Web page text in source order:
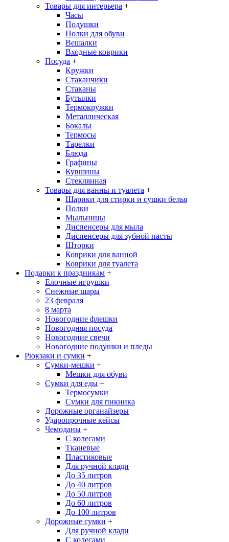
Товары для интерьера +
Часы
Подушки
Полки для обуви
Вешалки
Входные коврики
Посуда +
Кружки
Стаканчики
Стаканы
Бутылки
Термокружки
Металлическая
Бокалы
Термосы
Тарелки
Блюда
Графины
Кувшины
Стеклянная
Товары для ванны и туалета +
Шарики для стирки и сушки белья
Полки
Мыльницы
Диспенсеры для мыла
Диспенсеры для зубной пасты
Шторки
Коврики для ванной
Коврики для туалета
Подарки к праздникам +
Елочные игрушки
Снежные шары
23 февраля
8 марта
Новогодние флешки
Новогодняя посуда
Новогодние свечи
Новогодние подушки и пледы
Рюкзаки и сумки +
Сумки-мешки +
Мешки для обуви
Сумки для еды +
Термосумки
Сумки для пикника
Дорожные органайзеры
Ударопрочные кейсы
Чемоданы +
С колесами
Тканевые
Пластиковые
Для ручной клади
До 35 литров
До 40 литров
До 50 литров
До 60 литров
До 100 литров
Дорожные сумки +
Для ручной клади
С колесами